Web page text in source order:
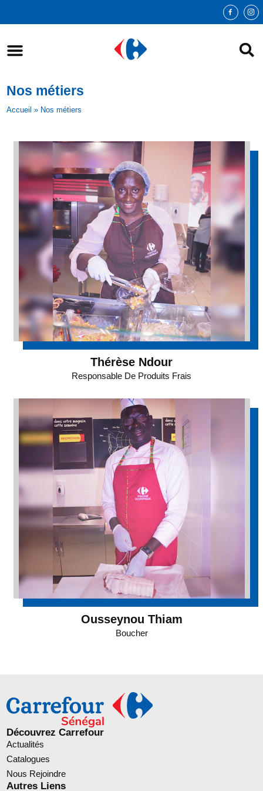
Nos métiers
Accueil » Nos métiers
Thérèse Ndour
Responsable De Produits Frais
Ousseynou Thiam
Boucher
Découvrez Carrefour
Actualités
Catalogues
Nous Rejoindre
Autres Liens